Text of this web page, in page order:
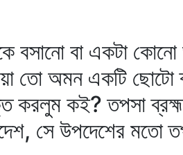
বসানো বা একটা
তো অমন একটি ছোটো
কই? তপসা ব্রহ্ম
সে উপদেশের মতো